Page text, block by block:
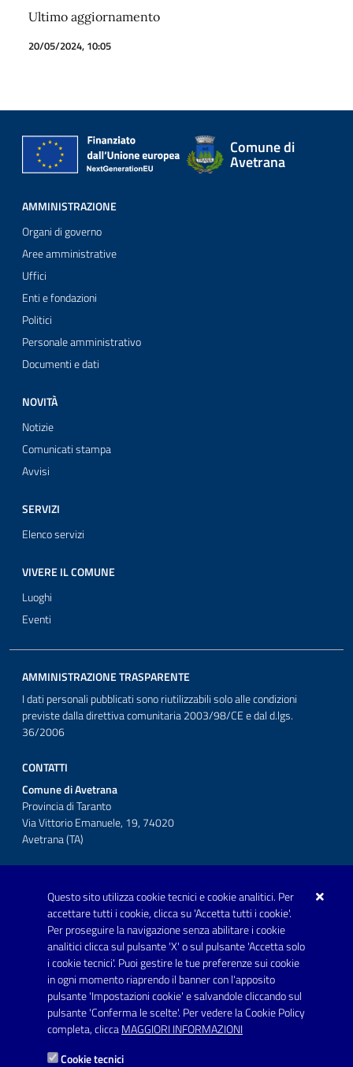
Questo sito utilizza cookie tecnici e cookie analitici. Per
accettare tutti i cookie, clicca su 'Accetta tutti i cookie'.
Per proseguire la navigazione senza abilitare i cookie
analitici clicca sul pulsante 'X' o sul pulsante 'Accetta solo
i cookie tecnici'. Puoi gestire le tue preferenze sui cookie
in ogni momento riaprendo il banner con l'apposito
pulsante 'Impostazioni cookie' e salvandole cliccando sul
pulsante 'Conferma le scelte'. Per vedere la Cookie Policy
completa, cliccaMAGGIORI INFORMAZIONI
Cookie tecnici
Ultimo aggiornamento
20/05/2024, 10:05
Comune di
Avetrana
AMMINISTRAZIONE
Organi di governo
Aree amministrative
Uffici
Enti e fondazioni
Politici
Personale amministrativo
Documenti e dati
NOVITÀ
Notizie
Comunicati stampa
Avvisi
SERVIZI
Elenco servizi
VIVERE IL COMUNE
Luoghi
Eventi
AMMINISTRAZIONE TRASPARENTE
I dati personali pubblicati sono riutilizzabili solo alle condizioni
previste dalla direttiva comunitaria 2003/98/CE e dal d.lgs.
36/2006
CONTATTI
Comune di Avetrana
Provincia di Taranto
Via Vittorio Emanuele, 19, 74020
Avetrana (TA)
Telefono: 0999707766
Fax: 0999704336
Posta Elettronica Certificata:
prot.comune.avetrana@pec.rupar.puglia.it
Link utili
Informativa privacy